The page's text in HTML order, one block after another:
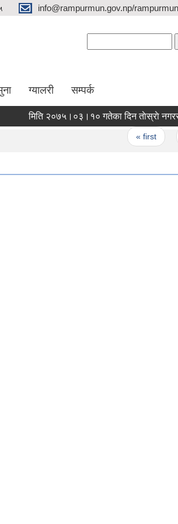
info@rampurmun.gov.np/
ग्यालरी सम्पर्क
« first